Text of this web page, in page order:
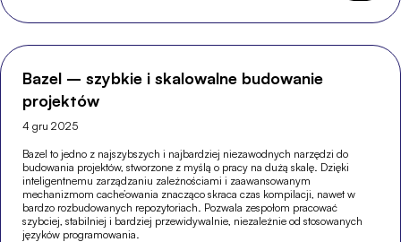
Bazel – szybkie i skalowalne budowanie
projektów
4 gru 2025
Bazel to jedno z najszybszych i najbardziej niezawodnych narzędzi do
budowania projektów, stworzone z myślą o pracy na dużą skalę. Dzięki
inteligentnemu zarządzaniu zależnościami i zaawansowanym
mechanizmom cache’owania znacząco skraca czas kompilacji, nawet w
bardzo rozbudowanych repozytoriach. Pozwala zespołom pracować
szybciej, stabilniej i bardziej przewidywalnie, niezależnie od stosowanych
języków programowania.